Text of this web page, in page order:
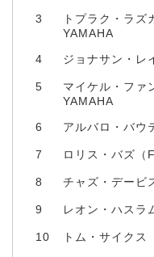
3
トプラク・ラズ
YAMAHA
4 ジョナサン・レ
5
マイケル・ファ
YAMAHA
6 アルバロ・バウ
7 ロリス・バズ（
8 チャズ・デービ
9 レオン・ハスラ
10 トム・サイクス